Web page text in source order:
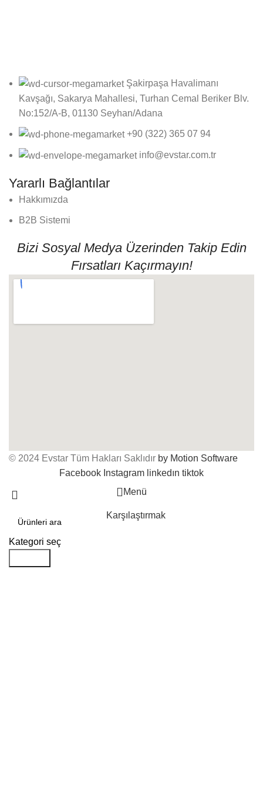
Şakirpaşa Havalimanı
Kavşağı, Sakarya Mahallesi, Turhan Cemal Beriker Blv.
No:152/A-B, 01130 Seyhan/Adana
+90 (322) 365 07 94
info@evstar.com.tr
Yararlı Bağlantılar
Hakkımızda
B2B Sistemi
Bizi Sosyal Medya Üzerinden Takip Edin
Fırsatları Kaçırmayın!
© 2024 Evstar Tüm Hakları Saklıdır by Motion Software
Facebook Instagram linkedın tiktok
Kategori seç
Menü
Karşılaştırmak